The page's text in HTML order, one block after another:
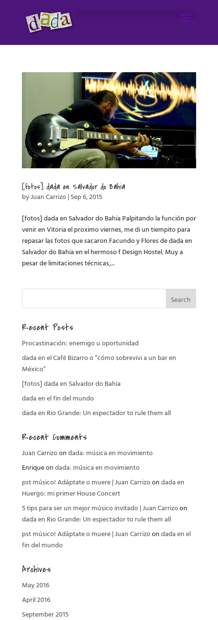
[fotos] dada en Salvador do Bahia
byJuan Carrizo|Sep 6, 2015
[fotos] dada en Salvador do Bahia Palpitando la función por
venir en Vitoria el proximo viernes, me di un tiempito para
repasar las fotos que sacaron Facundo y Flores de dada en
Salvador do Bahia en el hermoso f Design Hostel. Muy a
pesar de limitaciones técnicas,...
Recent Posts
Procastinación: enemigo u oportunidad
dada en el Café Bizarro o “cómo sobrevivi a un bar en
México”
[fotos] dada en Salvador do Bahia
dada en el fin del mundo
dada en Rio Grande: Un espectador to rule them all
Recent Comments
Juan Carrizoondada: música en movimiento
Enriqueondada: música en movimiento
pst músico! Adáptate o muere | Juan Carrizoondada en
Huergo: mi primer House Concert
5 tips para ser un mejor músico invitado | Juan Carrizoon
dada en Rio Grande: Un espectador to rule them all
pst músico! Adáptate o muere | Juan Carrizoondada en el
fin del mundo
Archives
May 2016
April 2016
September 2015